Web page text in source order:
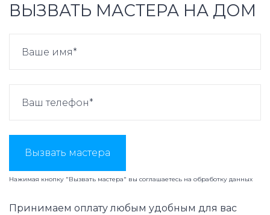
ВЫЗВАТЬ МАСТЕРА НА ДОМ
Вызвать мастера
Нажимая кнопку "Вызвать мастера" вы соглашаетесь на обработку данных
Принимаем оплату любым удобным для вас